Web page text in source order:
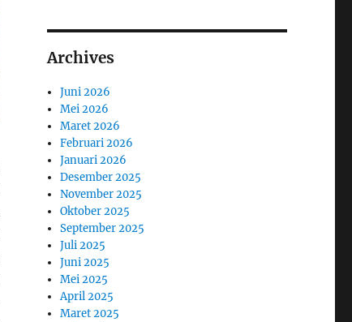
Archives
Juni 2026
Mei 2026
Maret 2026
Februari 2026
Januari 2026
Desember 2025
November 2025
Oktober 2025
September 2025
Juli 2025
Juni 2025
Mei 2025
April 2025
Maret 2025